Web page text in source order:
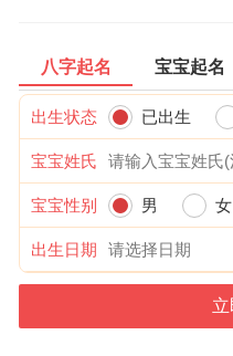
八字起名 宝宝起名
出生状态 已出生
宝宝姓氏
宝宝性别 男 女
出生日期